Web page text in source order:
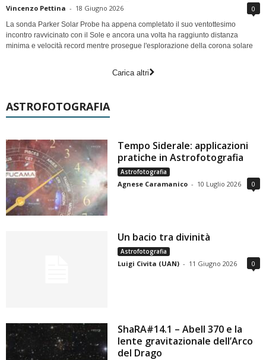
Vincenzo Pettina - 18 Giugno 2026 0
La sonda Parker Solar Probe ha appena completato il suo ventottesimo
incontro ravvicinato con il Sole e ancora una volta ha raggiunto distanza
minima e velocità record mentre prosegue l'esplorazione della corona solare
Carica altri
ASTROFOTOGRAFIA
Tempo Siderale: applicazioni
pratiche in Astrofotografia
Astrofotografia
Agnese Caramanico - 10 Luglio 2026 0
Un bacio tra divinità
Astrofotografia
Luigi Civita (UAN) - 11 Giugno 2026 0
ShaRA#14.1 – Abell 370 e la
lente gravitazionale dell’Arco
del Drago